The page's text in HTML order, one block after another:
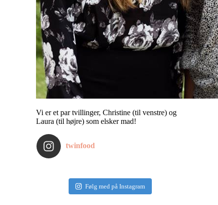
Vi er et par tvillinger, Christine (til venstre) og
Laura (til højre) som elsker mad!
twinfood
Følg med på Instagram